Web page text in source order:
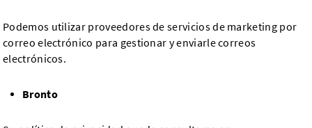
Podemos utilizar proveedores de servicios de marketing por
correo electrónico para gestionar y enviarle correos
electrónicos.
Bronto